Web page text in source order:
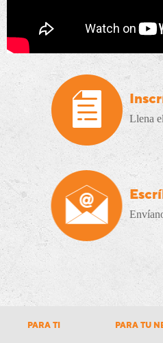
Llena el
PARA TI PARA TU